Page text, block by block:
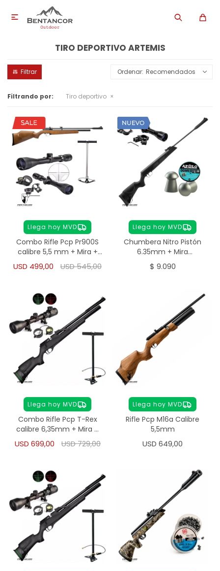

TIRO DEPORTIVO ARTEMIS
Recomendados
Filtrando por: Tiro deportivo
Llega hoy MVD
Combo Rifle Pcp Pr900S
calibre 5,5 mm + Mira +
Inflador
USD 499,00 USD545,00
Llega hoy MVD
Chumbera Nitro Pistón
6.35mm + Mira
Telescópica + Chumbos
$ 9.090
Llega hoy MVD
Combo Rifle Pcp T-Rex
calibre 6,35mm + Mira +
Inflador
USD 699,00 USD729,00
Llega hoy MVD
Rifle Pcp M16a Calibre
5,5mm
USD 649,00